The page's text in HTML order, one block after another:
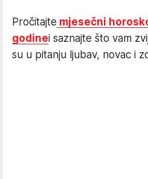
Pročitajte mjesečni
godinei saznajte što vam
su u pitanju ljubav, novac i